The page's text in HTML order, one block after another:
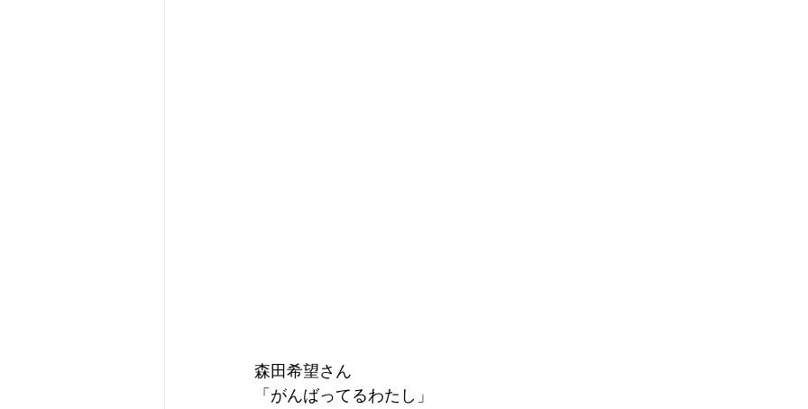
森田希望さん
「がんばってるわたし」